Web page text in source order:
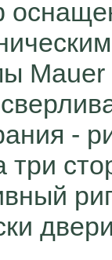
Mauer
-
три